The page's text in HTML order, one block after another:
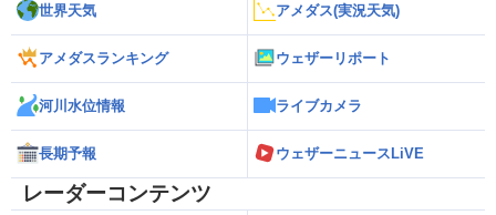
世界天気 アメダス(実況天気)
アメダスランキング ウェザーリポート
河川水位情報 ライブカメラ
長期予報 ウェザーニュースLiVE
レーダーコンテンツ